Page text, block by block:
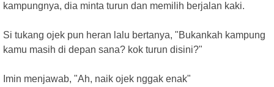
kampungnya, dia minta turun dan memilih berjalan kaki.
Si tukang ojek pun heran lalu bertanya, "Bukankah kampung
kamu masih di depan sana? kok turun disini?"
Imin menjawab, "Ah, naik ojek nggak enak"